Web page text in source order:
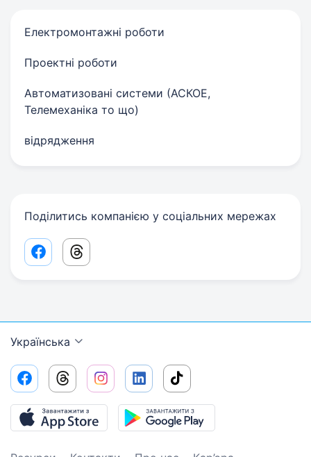
Електромонтажні роботи
Проектні роботи
Автоматизовані системи (АСКОЕ,
Телемеханіка то що)
відрядження
Поділитись компанією у соціальних мережах
Facebook share link
Threads share link
Українська